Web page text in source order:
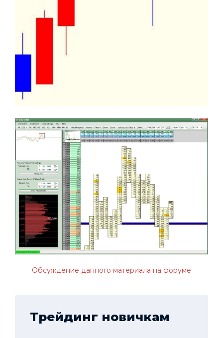
Обсуждение данного материала на форуме
Трейдинг новичкам